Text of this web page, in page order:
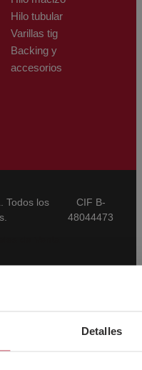
Detalles
Hilo tubular
Varillas tig
Backing y
accesorios
Todos los
CIF B-
48044473